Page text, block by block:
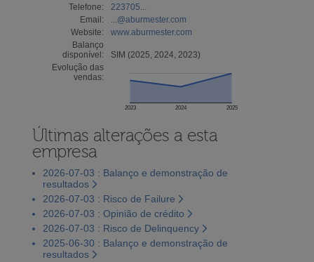
Telefone:
223705...
Email:
...@aburmester.com
Website:
www.aburmester.com
Balanço
disponível:
SIM (2025, 2024, 2023)
Evolução das
vendas:
2023 2024 2025
Últimas alterações a esta
empresa
2026-07-03 : Balanço e demonstração de
resultados
2026-07-03 : Risco de Failure
2026-07-03 : Opinião de crédito
2026-07-03 : Risco de Delinquency
2025-06-30 : Balanço e demonstração de
resultados